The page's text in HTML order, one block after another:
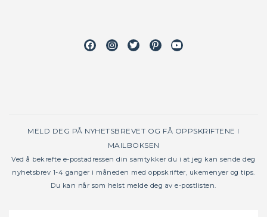
FacebookInstagram
TwitterPinterestYoutube
MELD DEG PÅ NYHETSBREVET OG FÅ OPPSKRIFTENE I
MAILBOKSEN
Ved å bekrefte e-postadressen din samtykker du i at jeg kan sende deg
nyhetsbrev 1-4 ganger i måneden med oppskrifter, ukemenyer og tips.
Du kan når som helst melde deg av e-postlisten.